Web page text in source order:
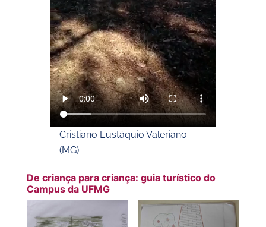
Cristiano Eustáquio Valeriano
(MG)
De criança para criança: guia turístico do
Campus da UFMG